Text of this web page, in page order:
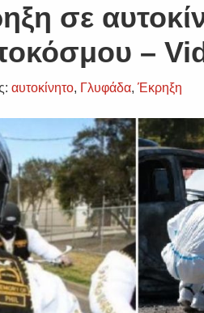
σε
–
αυτοκίνητο, Γλυφάδα,Έκρηξη